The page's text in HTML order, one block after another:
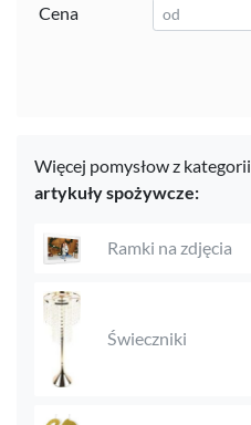
Cena
Więcej pomysłow z kategorii
artykuły spożywcze:
Ramki na zdjęcia
Świeczniki